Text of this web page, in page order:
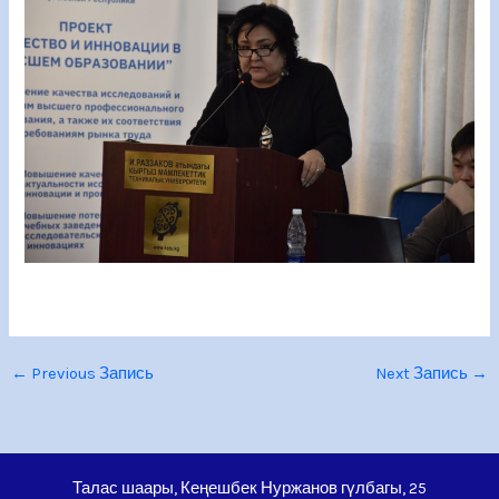
← Previous Запись Next Запись →
Талас шаары, Кеңешбек Нуржанов гүлбагы, 25